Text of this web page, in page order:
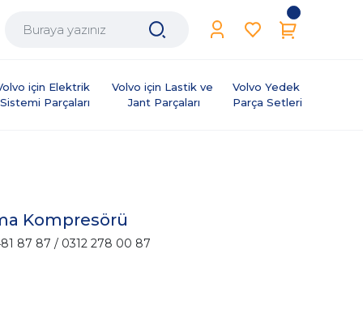
için Elektrik
Sistemi Parçaları
Volvo için Lastik ve
Jant Parçaları
Volvo Yedek
Parça Setleri
Kompresörü
87 87 / 0312 278 00 87